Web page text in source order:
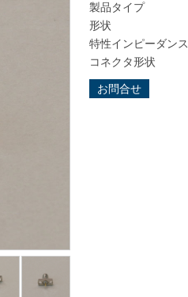
製品タイプ
形状
特性インピーダンス
コネクタ形状
お問合せ